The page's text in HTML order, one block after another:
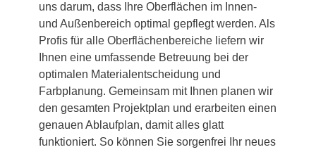
uns darum, dass Ihre Oberflächen im Innen-
und Außenbereich optimal gepflegt werden. Als
Profis für alle Oberflächenbereiche liefern wir
Ihnen eine umfassende Betreuung bei der
optimalen Materialentscheidung und
Farbplanung. Gemeinsam mit Ihnen planen wir
den gesamten Projektplan und erarbeiten einen
genauen Ablaufplan, damit alles glatt
funktioniert. So können Sie sorgenfrei Ihr neues